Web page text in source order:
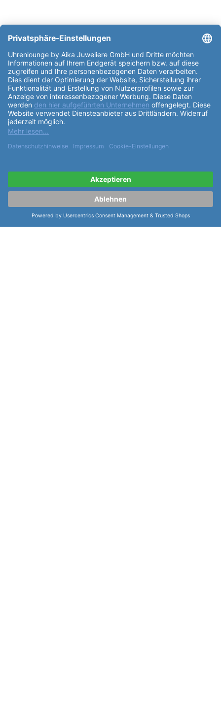
ähnliche Artikel der Serie Eulit Kalb- /
Rindleder glatt Dolly "10mm"